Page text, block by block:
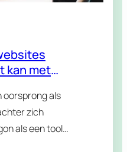
kan met
oorsprong als
zich
als een tool
tot een